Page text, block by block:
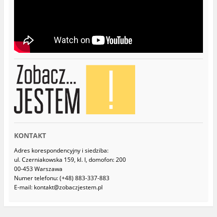
KONTAKT
Adres korespondencyjny i siedziba:
ul. Czerniakowska 159, kl. I, domofon: 200
00-453 Warszawa
Numer telefonu: (+48) 883-337-883
E-mail: kontakt@zobaczjestem.pl